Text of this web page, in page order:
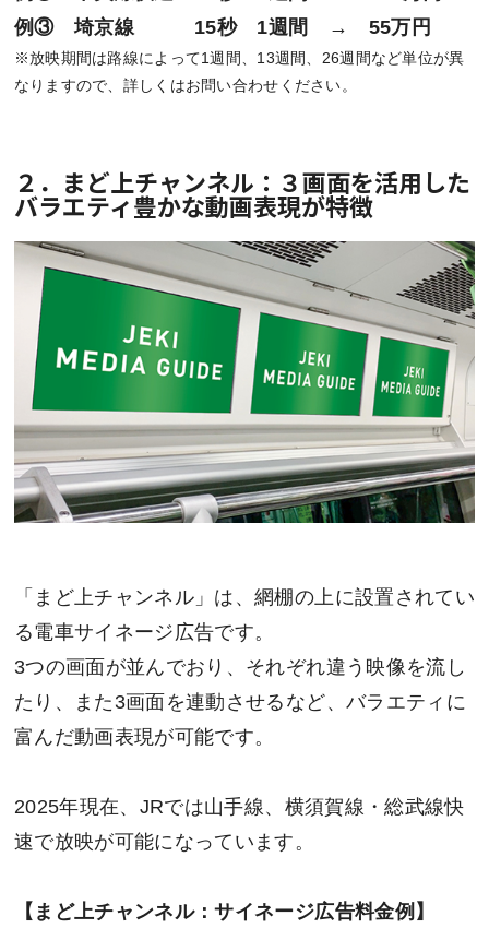
例③ 埼京線 15秒 1週間 → 55万円
※放映期間は路線によって1週間、13週間、26週間など単位が異
なりますので、詳しくはお問い合わせください。
２．まど上チャンネル：３画面を活用した
バラエティ豊かな動画表現が特徴
「まど上チャンネル」は、網棚の上に設置されてい
る電車サイネージ広告です。
3つの画面が並んでおり、それぞれ違う映像を流し
たり、また3画面を連動させるなど、バラエティに
富んだ動画表現が可能です。
2025年現在、JRでは山手線、横須賀線・総武線快
速で放映が可能になっています。
【まど上チャンネル：サイネージ広告料金例】